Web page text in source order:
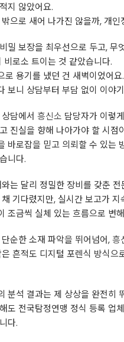
지 않았어요.
으로 새어 나가진 않을까, 개
밀 보장을 최우선으로 두고,
로소 트이는 것 같았습니다.
로 용기를 냈던 건 새벽이었어요.
보니 상담부터 부담 없이 이야
담에서 흥신소 담당자가 이렇
진실을 향해 나아가야 할 시점
바로잡을 믿고 의뢰할 수 있는
니다.
는 달리 정밀한 장비를 갖춘
기다렸지만, 실시간 보고가
조금씩 실체 있는 흐름으로 변
단순한 소재 파악을 뛰어넘어,흥
흔적도 디지털 포렌식 방식
분석 결과는 제 상상을 완전히
도 전국탐정연맹 정식 등록 업
다.